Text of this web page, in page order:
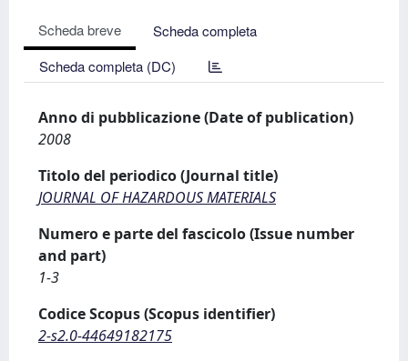
Scheda breve
Scheda completa
Scheda completa (DC)
Anno di pubblicazione (Date of publication)
2008
Titolo del periodico (Journal title)
JOURNAL OF HAZARDOUS MATERIALS
Numero e parte del fascicolo (Issue number
and part)
1-3
Codice Scopus (Scopus identifier)
2-s2.0-44649182175